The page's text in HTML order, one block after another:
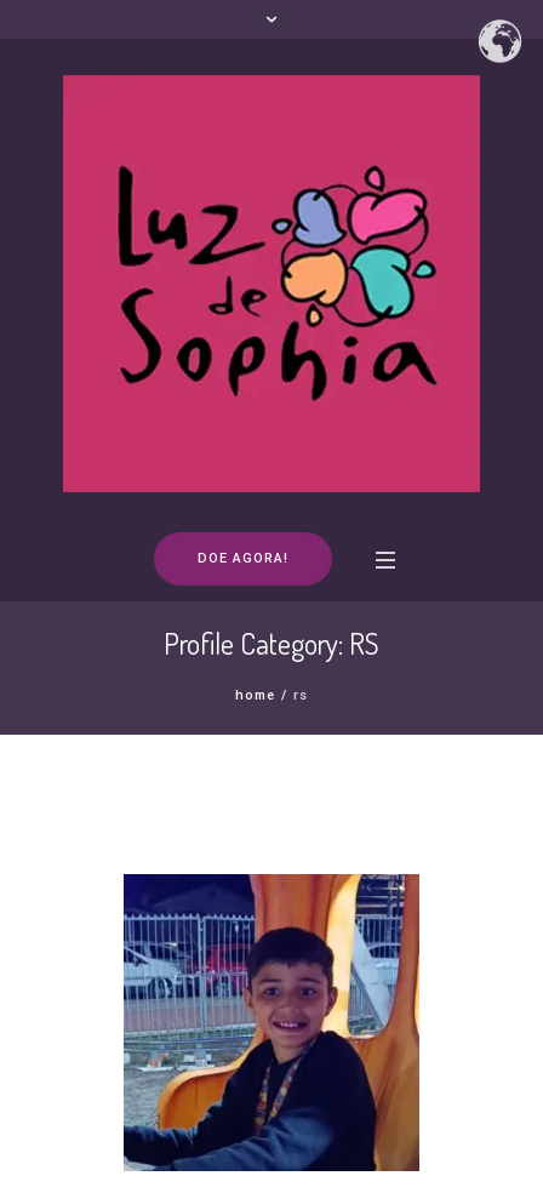
DOE AGORA!
Profile Category: RS
home / rs